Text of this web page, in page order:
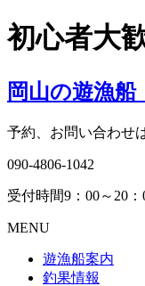
初心者大
岡山の遊漁船
予約、お問い合わせ
090-4806-1042
受付時間9：00～20：
MENU
遊漁船案内
釣果情報